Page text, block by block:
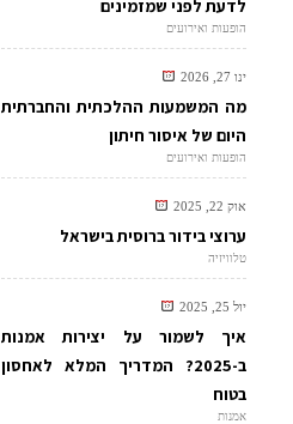
לדעת לפני שמזמינים
הופעות ואירועים
ינו 27, 2026
מה המשמעות ההלכתית והחברתית
היום של איסור חיתון
הופעות ואירועים
אוק 22, 2025
ערוצי בידור ברוסית בישראל
טלוויזיה
יול 25, 2025
איך לשמור על יצירות אמנות
ב-2025? המדריך המלא לאחסון
בטוח
אמנות